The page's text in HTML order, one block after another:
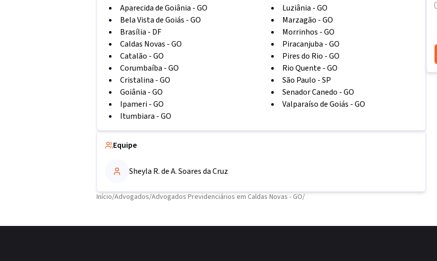
Aparecida de Goiânia -GO
Bela Vista de Goiás -GO
Brasília - DF
Caldas Novas -GO
Catalão -GO
Corumbaíba -GO
Cristalina -GO
Goiânia -GO
Ipameri-GO
Itumbiara -GO
Luziânia -GO
Marzagão -GO
Morrinhos -GO
Piracanjuba -GO
Pires do Rio -GO
Rio Quente -GO
São Paulo -SP
Senador Canedo -GO
Valparaíso de Goiás -GO
Equipe
Sheyla R. de A. Soares da Cruz
Início/Advogados/Advogados Previdenciários em Caldas Novas - GO/